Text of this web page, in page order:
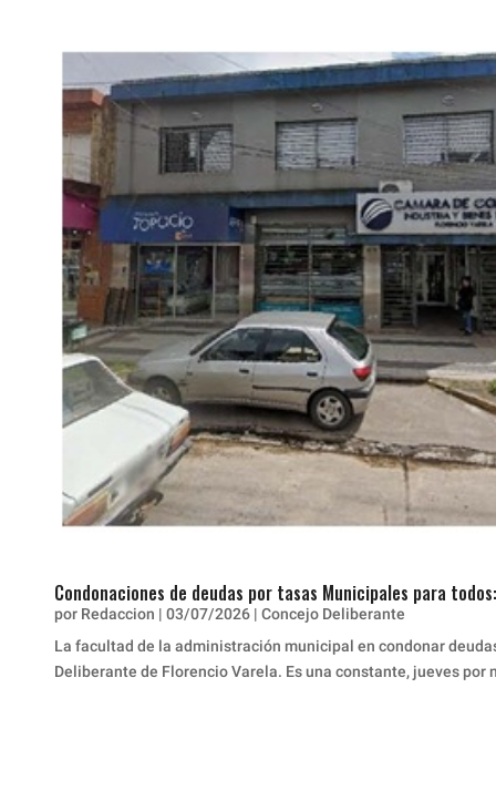
Condonaciones de deudas por tasas Municipales para
por Redaccion | 03/07/2026 | Concejo Deliberante
La facultad de la administración municipal en condonar
Deliberante de Florencio Varela. Es una constante, jueves